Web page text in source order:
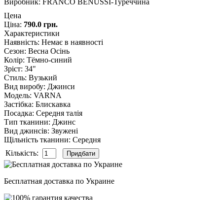
Виробник: FRANCO BENUSSI-Туреччина
Цена
Ціна: 790.0 грн.
Характеристики
Наявність: Немає в наявності
Сезон: Весна Осінь
Колір: Тёмно-синий
Зріст: 34"
Стиль: Вузький
Вид виробу: Джинси
Модель: VARNA
Застібка: Блискавка
Посадка: Середня талія
Тип тканини: Джинс
Вид джинсів: Звужені
Щільність тканини: Середня
Кількість:
Бесплатная доставка по Украине